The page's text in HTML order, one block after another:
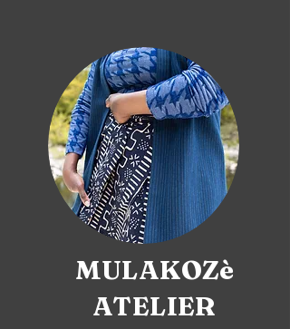
MULAKOZè
ATELIER